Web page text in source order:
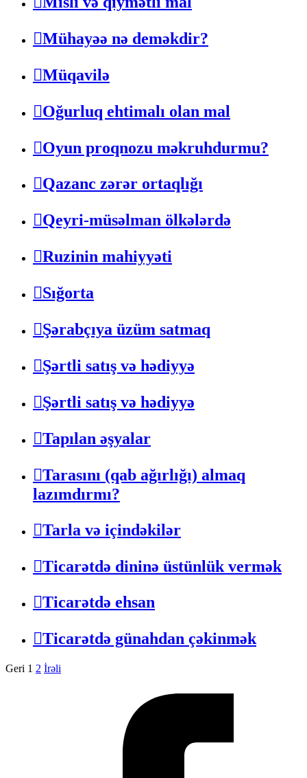
Mühayəə nə deməkdir?
Müqavilə
Oğurluq ehtimalı olan mal
Oyun proqnozu məkruhdurmu?
Qazanc zərər ortaqlığı
Qeyri-müsəlman ölkələrdə
Ruzinin mahiyyəti
Sığorta
Şərabçıya üzüm satmaq
Şərtli satış və hədiyyə
Şərtli satış və hədiyyə
Tapılan əşyalar
Tarasını (qab ağırlığı) almaq
lazımdırmı?
Tarla və içindəkilər
Ticarətdə dininə üstünlük vermək
Ticarətdə ehsan
Ticarətdə günahdan çəkinmək
Geri 1 2 İrəli